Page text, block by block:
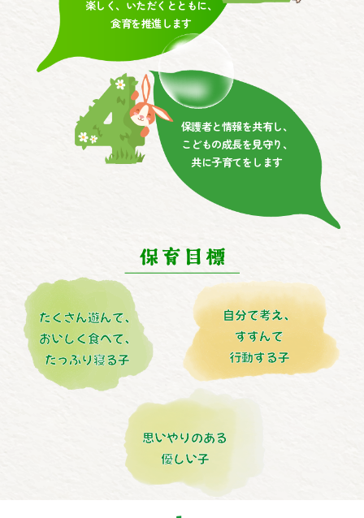
楽しく、いただくとともに、
食育を推進します
保護者と情報を共有し、
こどもの成長を見守り、
共に子育てをします
たくさん遊んで、
おいしく食べて、
たっぷり寝る子
自分で考え、
すすんで
行動する子
思いやりのある
優しい子